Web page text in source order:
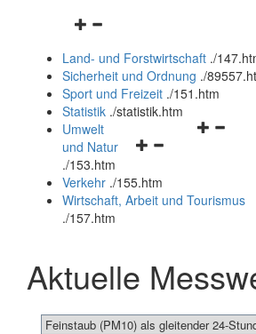
Navigationsmenü
und
schließen
Land- und Forstwirtschaft ./
Sicherheit und Ordnung ./
Sport und Freizeit ./151.htm
Statistik ./statistik.htm
Navigationsmenü
und
schließen
Umwelt
und Natur
./153.htm
Verkehr ./155.htm
Wirtschaft, Arbeit und Tourismus
./157.htm
Aktuelle